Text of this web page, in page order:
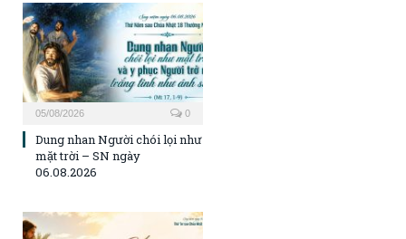
05/08/2026 0
Dung nhan Người chói lọi như
mặt trời – SN ngày
06.08.2026